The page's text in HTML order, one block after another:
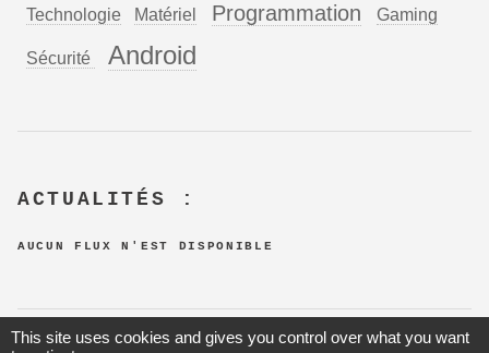
Technologie Matériel Programmation Gaming
Sécurité Android
ACTUALITÉS :
AUCUN FLUX N'EST DISPONIBLE
This site uses cookies and gives you control over what you want